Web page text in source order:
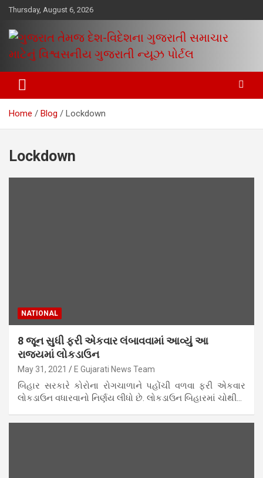
Skip
content
Thursday, August 6, 2026
ગુજરાત તેમજ દેશ-વિદેશના ગુજરાતી
સમાચાર માટેનું વિશ્વસનીય ગુજરાતી
ન્યૂઝ પોર્ટલ
Home Blog Lockdown
Lockdown
NATIONAL
8 જૂન સુધી ફરી એકવાર લંબાવવામાં આવ્યું આ
રાજ્યમાં લોકડાઉન
May 31, 2021 E Gujarati News Team
બિહાર સરકારે કોરોના રોગચાળાને પહોંચી વળવા ફરી એકવાર
લોકડાઉન વધારવાનો નિર્ણય લીધો છે. લોકડાઉન બિહારમાં ચોથી…